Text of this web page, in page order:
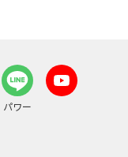
パワー